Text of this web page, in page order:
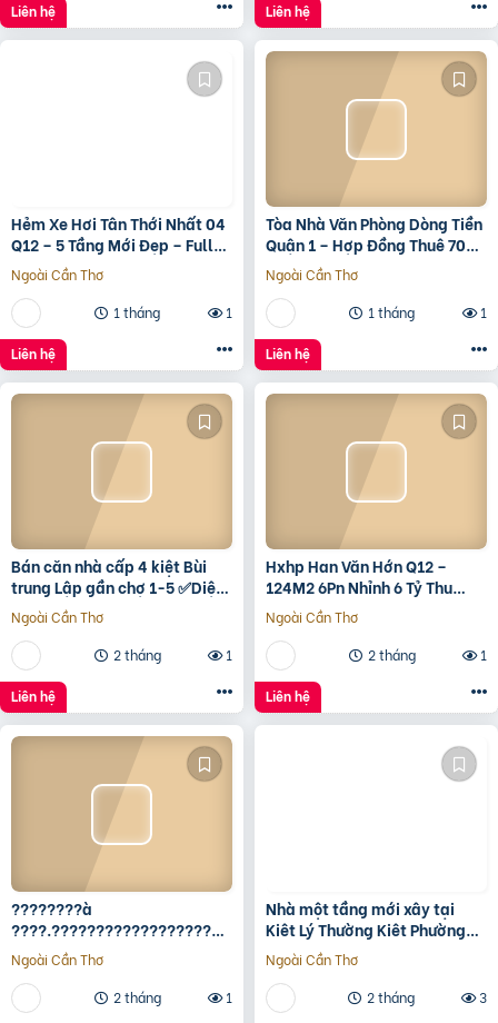
Liên hệ Liên hệ
Hẻm Xe Hơi Tân Thới Nhất 04
Q12 – 5 Tầng Mới Đẹp – Full
Nội Thất – Giá 7.3 Tỷ
Ngoài Cần Thơ
1 tháng
1
Liên hệ
Tòa Nhà Văn Phòng Dòng Tiền
Quận 1 – Hợp Đồng Thuê 700
Triệu/Tháng – 490 Tỷ
Ngoài Cần Thơ
1 tháng
1
Liên hệ
Bán căn nhà cấp 4 kiệt Bùi
trung Lập gần chợ 1-5 ✅Diện
tích 5*22 ✅Hướng Tây Bắc
✅Đường oto thông
Ngoài Cần Thơ
2 tháng
1
Liên hệ
Hxhp Han Văn Hớn Q12 –
124M2 6Pn Nhỉnh 6 Tỷ Thu
15Tr/Tháng
Ngoài Cần Thơ
2 tháng
1
Liên hệ
????????à
????.????????????????????,
???????????????? ????
ộ???? ????????ấ????, ????
ó???? ???? ????ặ????
????????ề????
Ngoài Cần Thơ
2 tháng
1
Nhà một tầng mới xây tại
Kiêt Lý Thường Kiêt Phường
nam Đông Hà Quảng Trị
Ngoài Cần Thơ
2 tháng
3